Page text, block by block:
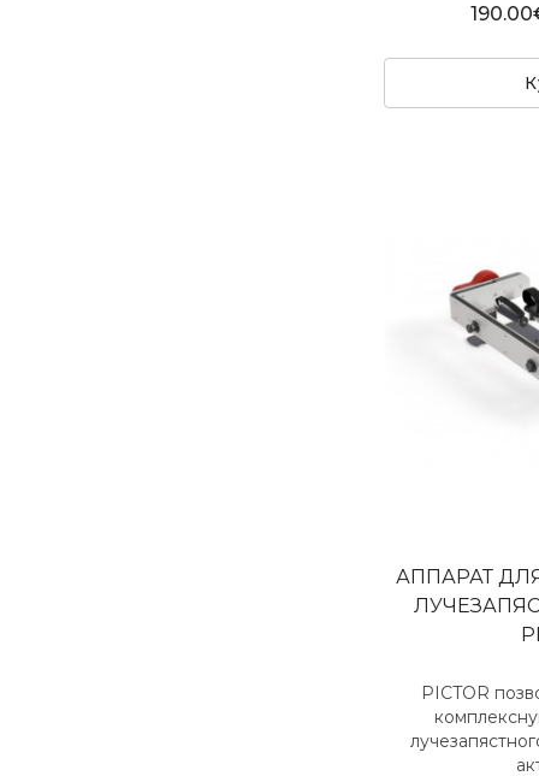
АППАРАТ
PICTOR